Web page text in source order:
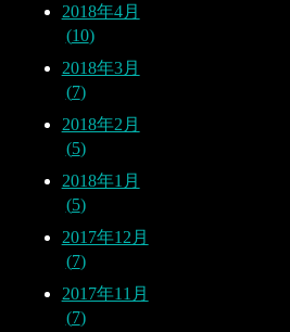
2018年4月
10
2018年3月
7
2018年2月
5
2018年1月
5
2017年12月
7
2017年11月
7